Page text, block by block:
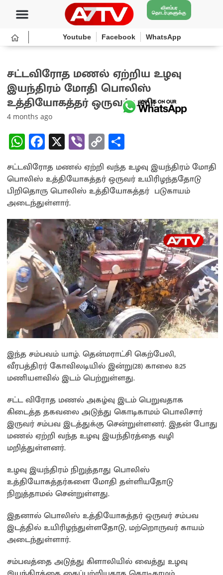
விளம்பர
தொடர்புகளுக்கு
Youtube Facebook WhatsApp
சட்டவிரோத மணல் ஏற்றிய உழவு
இயந்திரம் மோதி பொலிஸ்
உத்தியோகத்தர் ஒருவர் பலி!
4 months ago
W
h
at
sA
p
p
Fa
ce
b
o
o
k
X Vi
b
er
C
o
py
Li
k
ar
e
சட்டவிரோத மணல் ஏற்றி வந்த உழவு இயந்திரம் மோதி
பொலிஸ் உத்தியோகத்தர் ஒருவர் உயிரிழந்ததோடு
பிறிதொரு பொலிஸ் உத்தியோகத்தர் படுகாயம்
அடைந்துள்ளார்.
இந்த சம்பவம் யாழ். தென்மராட்சி கெற்பேலி,
வீரபத்திரர் கோவிலடியில் இன்று(28) காலை 8:25
மணியளவில் இடம் பெற்றுள்ளது.
சட்ட விரோத மணல் அகழ்வு இடம் பெறுவதாக
கிடைத்த தகவலை அடுத்து கொடிகாமம் பொலிசார்
இருவர் சம்பவ இடத்துக்கு சென்றுள்ளனர். இதன் போது
மணல் ஏற்றி வந்த உழவு இயந்திரத்தை வழி
மறித்துள்ளனர்.
உழவு இயந்திரம் நிறுத்தாது பொலிஸ்
உத்தியோகத்தர்களை மோதி தள்ளியதோடு
நிறுத்தாமல் சென்றுள்ளது.
இதனால் பொலிஸ் உத்தியோகத்தர் ஒருவர் சம்பவ
இடத்தில் உயிரிழந்துள்ளதோடு, மற்றொருவர் காயம்
அடைந்துள்ளார்.
சம்பவத்தை அடுத்து கிளாலியில் வைத்து உழவு